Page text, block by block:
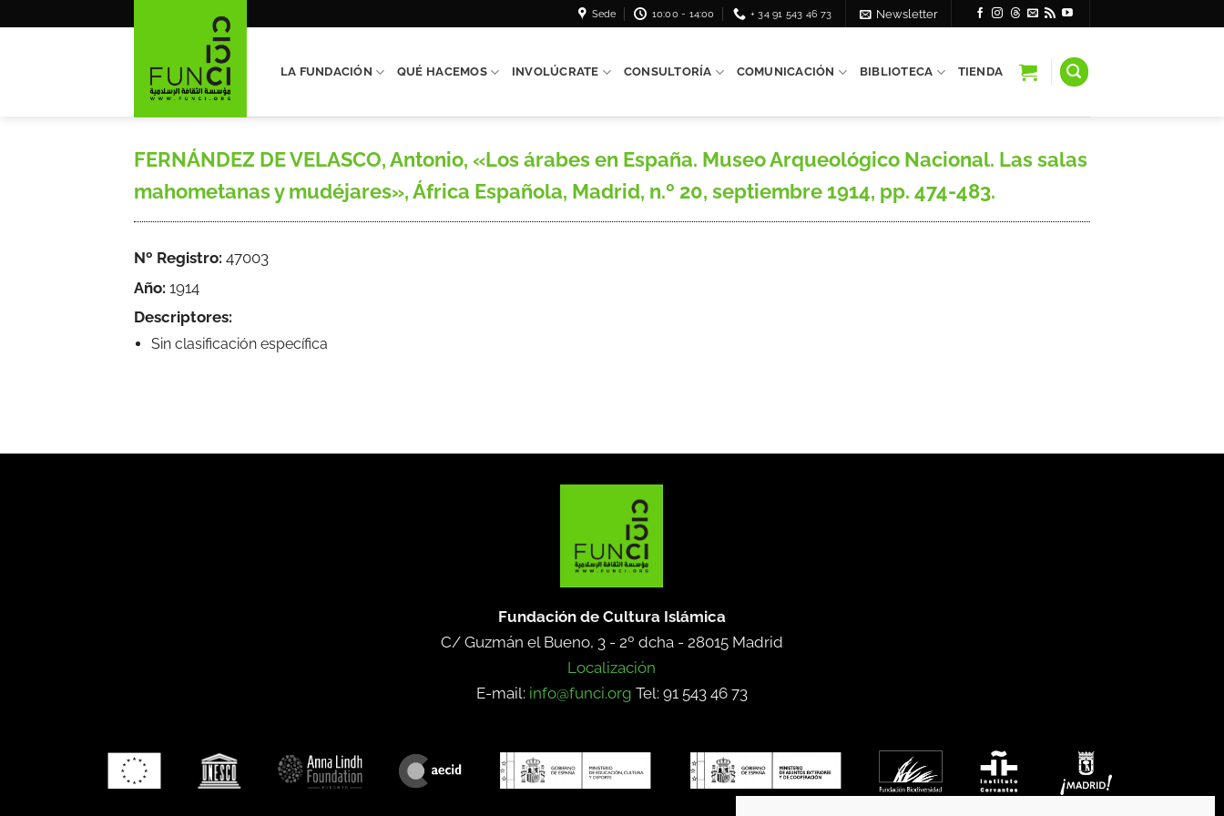
Sede 10:00 - 14:00 + 34 91 543 46 73 Newsletter
LA FUNDACIÓN QUÉ HACEMOS INVOLÚCRATE CONSULTORÍA COMUNICACIÓN BIBLIOTECA TIENDA
FERNÁNDEZ DE VELASCO, Antonio, «Los árabes en España. Museo Arqueológico Nacional. Las salas
mahometanas y mudéjares», África Española, Madrid, n.º 20, septiembre 1914, pp. 474-483.
Nº Registro: 47003
Año: 1914
Descriptores:
Sin clasificación específica
Fundación de Cultura Islámica
C/ Guzmán el Bueno, 3 - 2º dcha - 28015 Madrid
Localización
E-mail: info@funci.org Tel: 91 543 46 73